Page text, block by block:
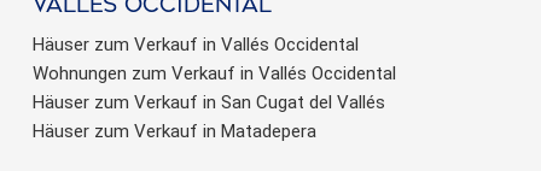
Häuser zum Verkauf in Vallés Occidental
Wohnungen zum Verkauf in Vallés Occidental
Häuser zum Verkauf in San Cugat del Vallés
Häuser zum Verkauf in Matadepera